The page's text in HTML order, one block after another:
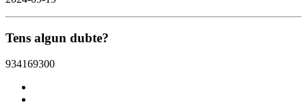
Tens algun dubte?
934169300